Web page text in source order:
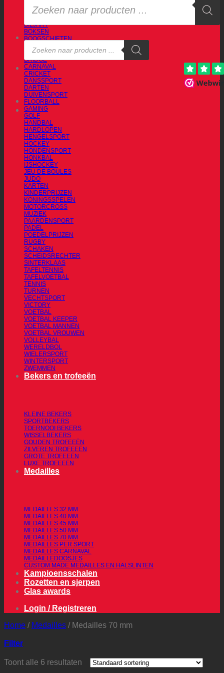
zoeken
Producten
zoeken
BADMINTON
BILJART
BOKSEN
BOOGSCHIETEN
BRANDWEERSPORT
BRIDGE
CARNAVAL
CRICKET
DANSSPORT
DARTEN
DUIVENSPORT
FLOORBALL
GAMING
GOLF
HANDBAL
HARDLOPEN
HENGELSPORT
HOCKEY
HONDENSPORT
HONKBAL
IJSHOCKEY
JEU DE BOULES
JUDO
KARTEN
KINDERPRIJZEN
KONINGSSPELEN
MOTORCROSS
MUZIEK
PAARDENSPORT
PADEL
POEDELPRIJZEN
RUGBY
SCHAKEN
SCHEIDSRECHTER
SINTERKLAAS
TAFELTENNIS
TAFELVOETBAL
TENNIS
TURNEN
VECHTSPORT
VICTORY
VOETBAL
VOETBAL KEEPER
VOETBAL MANNEN
VOETBAL VROUWEN
VOLLEYBAL
WERELDBOL
WIELERSPORT
WINTERSPORT
ZWEMMEN
Bekers en trofeeën
KLEINE BEKERS
SPORTBEKERS
TOERNOOI BEKERS
WISSELBEKERS
GOUDEN TROFEEËN
ZILVEREN TROFEEËN
GROTE TROFEEËN
LUXE TROFEEËN
Medailles
MEDAILLES 32 MM
MEDAILLES 40 MM
MEDAILLES 45 MM
MEDAILLES 50 MM
MEDAILLES 70 MM
MEDAILLES PER SPORT
MEDAILLES CARNAVAL
MEDAILLEDOOSJES
CUSTOM MADE MEDAILLES EN HALSLINTEN
Kampioensschalen
Rozetten en sjerpen
Glas awards
Login / Registreren
Home / Medailles /Medailles 70 mm
Filter
Toont alle 6 resultaten